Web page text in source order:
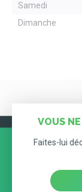
Samedi
Dimanche
VOUS
Faites-lui